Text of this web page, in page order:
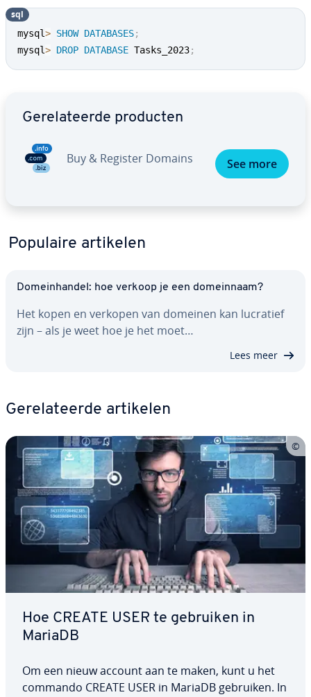
mysql> SHOW DATABASES;
mysql> DROP DATABASE Tasks_2023;
sql
Ge­re­la­teer­de producten
Buy & Register Domains See more
Populaire artikelen
Do­mein­han­del: hoe verkoop je een do­mein­naam?
Het kopen en verkopen van domeinen kan lucratief
zijn – als je weet hoe je het moet…
Lees meer
Ge­re­la­teer­de artikelen
Hoe CREATE USER te gebruiken in
MariaDB
Om een nieuw account aan te maken, kunt u het
commando CREATE USER in MariaDB gebruiken. In